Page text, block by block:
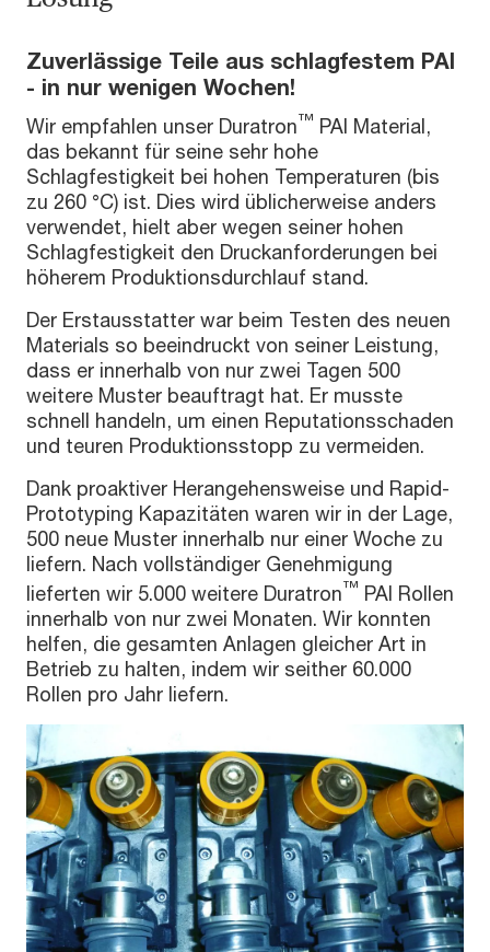
Zuverlässige Teile aus schlagfestem PAI
- in nur wenigen Wochen!
Wir empfahlen unser Duratron™ PAI Material,
das bekannt für seine sehr hohe
Schlagfestigkeit bei hohen Temperaturen (bis
zu 260 °C) ist. Dies wird üblicherweise anders
verwendet, hielt aber wegen seiner hohen
Schlagfestigkeit den Druckanforderungen bei
höherem Produktionsdurchlauf stand.
Der Erstausstatter war beim Testen des neuen
Materials so beeindruckt von seiner Leistung,
dass er innerhalb von nur zwei Tagen 500
weitere Muster beauftragt hat. Er musste
schnell handeln, um einen Reputationsschaden
und teuren Produktionsstopp zu vermeiden.
Dank proaktiver Herangehensweise und Rapid-
Prototyping Kapazitäten waren wir in der Lage,
500 neue Muster innerhalb nur einer Woche zu
liefern. Nach vollständiger Genehmigung
lieferten wir 5.000 weitere Duratron™ PAI Rollen
innerhalb von nur zwei Monaten. Wir konnten
helfen, die gesamten Anlagen gleicher Art in
Betrieb zu halten, indem wir seither 60.000
Rollen pro Jahr liefern.